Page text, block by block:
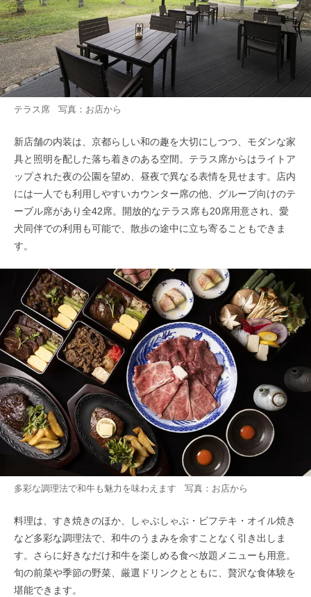
テラス席 写真：お店から
新店舗の内装は、京都らしい和の趣を大切にしつつ、モダンな家
具と照明を配した落ち着きのある空間。テラス席からはライトア
ップされた夜の公園を望め、昼夜で異なる表情を見せます。店内
には一人でも利用しやすいカウンター席の他、グループ向けのテ
ーブル席があり全42席。開放的なテラス席も20席用意され、愛
犬同伴での利用も可能で、散歩の途中に立ち寄ることもできま
す。
多彩な調理法で和牛も魅力を味わえます 写真：お店から
料理は、すき焼きのほか、しゃぶしゃぶ・ビフテキ・オイル焼き
など多彩な調理法で、和牛のうまみを余すことなく引き出しま
す。さらに好きなだけ和牛を楽しめる食べ放題メニューも用意。
旬の前菜や季節の野菜、厳選ドリンクとともに、贅沢な食体験を
堪能できます。